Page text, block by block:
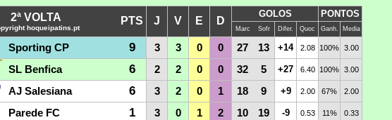
2ª VOLTA
hoqueipatins.pt
PTS J V E D
GOLOS PONTOS
Marc Sofr Difer. Quoc Ganh. Media
Sporting CP 9 3 3 0 0 27 13 +14 2.08 100% 3.00
SL Benfica 6 2 2 0 0 32 5 +27 6.40 100% 3.00
AJ Salesiana 6 3 2 0 1 18 9 +9 2.00 67% 2.00
Parede FC 1 3 0 1 2 10 19 -9 0.53 11% 0.33